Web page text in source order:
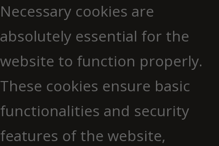
Necessary cookies are
absolutely essential for the
website to function properly.
These cookies ensure basic
functionalities and security
features of the website,